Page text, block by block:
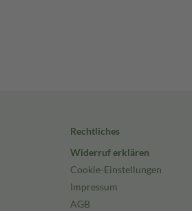
Rechtliches
Widerruf erklären
Cookie-Einstellungen
Impressum
AGB